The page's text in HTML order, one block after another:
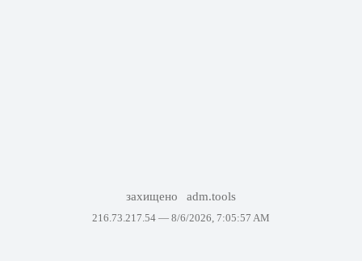
захищено adm.tools
216.73.217.54 — 8/6/2026, 7:05:57 AM